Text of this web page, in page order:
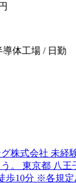
円
体工場 / 日勤